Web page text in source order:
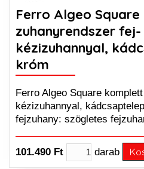
Ferro Algeo
zuhanyrendszer fej-
kézizuhannyal,
króm
Ferro Algeo Square
kézizuhannyal,
fejzuhany: szögletes
101.490 Ft darab